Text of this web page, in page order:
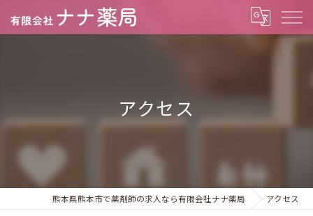
アクセス
熊本県熊本市で薬剤師の求人なら有限会社ナナ薬局 アクセス